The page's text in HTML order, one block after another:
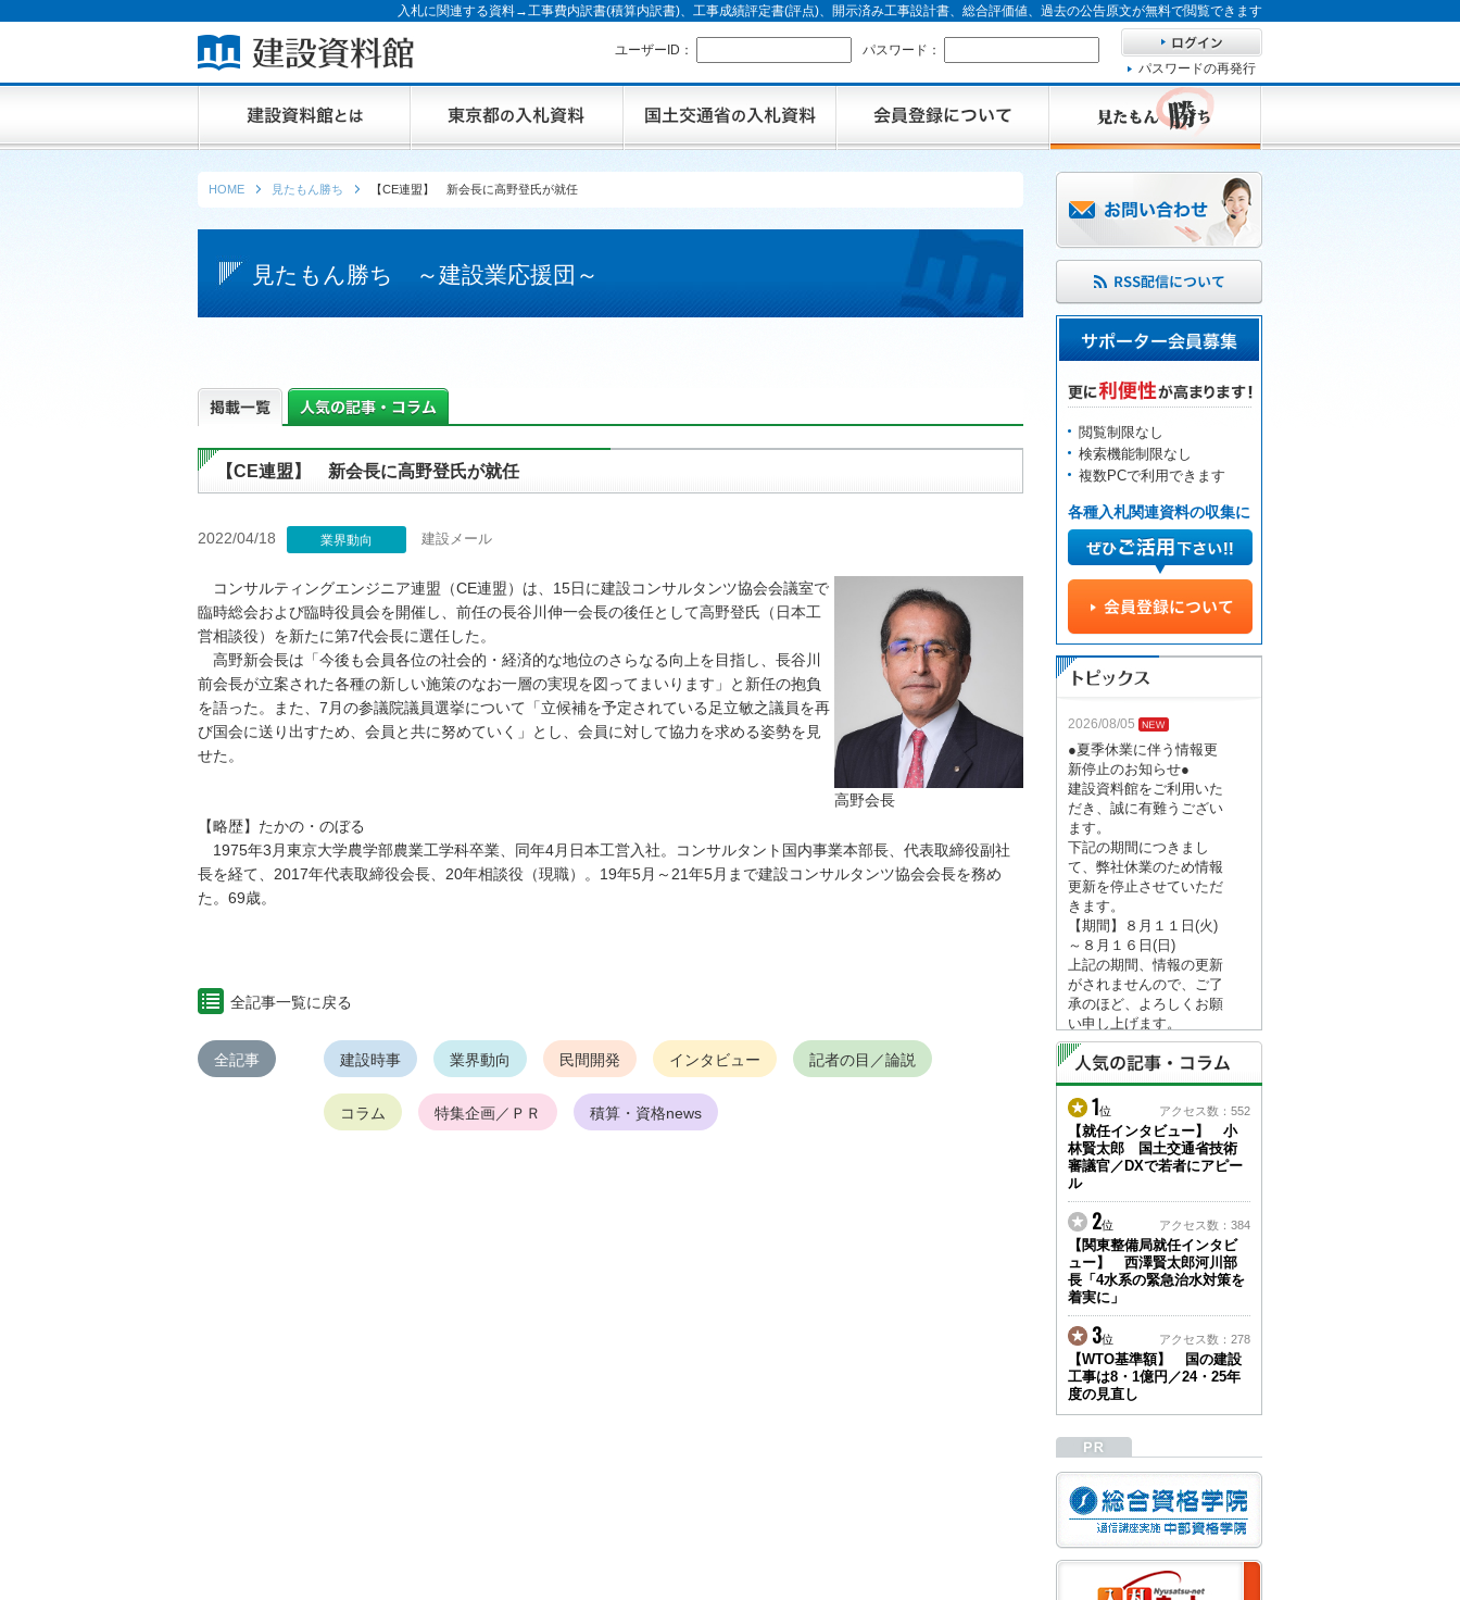
入札に関連する資料→工事費内訳書(積算内訳書)、工事成績評定書(評点)、開示済み工事設計書、総合評価値、過去の公告原文が無料で閲覧できます
ユーザーID：
パスワード：
パスワードの再発行
HOME 見たもん勝ち 【CE連盟】 新会長に高野登氏が就任
見たもん勝ち ～建設業応援団～
【CE連盟】 新会長に高野登氏が就任
2022/04/18 業界動向 建設メール
高野会長
コンサルティングエンジニア連盟（CE連盟）は、15日に建設コンサルタンツ協会会議室で
臨時総会および臨時役員会を開催し、前任の長谷川伸一会長の後任として高野登氏（日本工
営相談役）を新たに第7代会長に選任した。
高野新会長は「今後も会員各位の社会的・経済的な地位のさらなる向上を目指し、長谷川
前会長が立案された各種の新しい施策のなお一層の実現を図ってまいります」と新任の抱負
を語った。また、7月の参議院議員選挙について「立候補を予定されている足立敏之議員を再
び国会に送り出すため、会員と共に努めていく」とし、会員に対して協力を求める姿勢を見
せた。
【略歴】たかの・のぼる
1975年3月東京大学農学部農業工学科卒業、同年4月日本工営入社。コンサルタント国内事業本部長、代表取締役副社
長を経て、2017年代表取締役会長、20年相談役（現職）。19年5月～21年5月まで建設コンサルタンツ協会会長を務め
た。69歳。
全記事一覧に戻る
全記事 建設時事 業界動向 民間開発 インタビュー 記者の目／論説
コラム 特集企画／ＰＲ 積算・資格news
閲覧制限なし
検索機能制限なし
複数PCで利用できます
各種入札関連資料の収集に
2026/08/05
●夏季休業に伴う情報更
新停止のお知らせ●
建設資料館をご利用いた
だき、誠に有難うござい
ます。
下記の期間につきまし
て、弊社休業のため情報
更新を停止させていただ
きます。
【期間】８月１１日(火)
～８月１６日(日)
上記の期間、情報の更新
がされませんので、ご了
承のほど、よろしくお願
い申し上げます。
なお、情報は８月１７日
(月)より登録されます。
2026/04/23
●ゴールデンウィークに
伴う情報更新停止のお知
らせ(05/02～05/10)●
ユーザー各位
建設資料館をご利用いた
だき、誠に有難うござい
ます。
下記の期間につきまし
て、弊社休業のため情報
更新を停止させていただ
きます。
【期間】５月２日(土)～
５月１０日(日)
上記の期間、情報の更新
がされませんので、ご了
い申し上げます。
から通常通り運営いたし
ます。
2025/12/22
●年末年始に伴う情報更
新停止のお知らせ●
1位 アクセス数：552
【就任インタビュー】 小
林賢太郎 国土交通省技術
審議官／DXで若者にアピー
ル
2位 アクセス数：384
【関東整備局就任インタビ
ュー】 西澤賢太郎河川部
長「4水系の緊急治水対策を
着実に」
3位 アクセス数：278
【WTO基準額】 国の建設
工事は8・1億円／24・25年
度の見直し